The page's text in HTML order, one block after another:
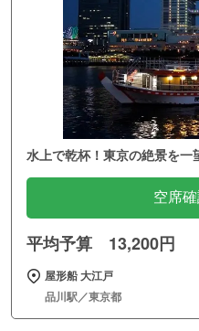
水上で乾杯！東京の絶景を
空席
平均予算 13,200円
屋形船 大江戸
品川駅／東京都